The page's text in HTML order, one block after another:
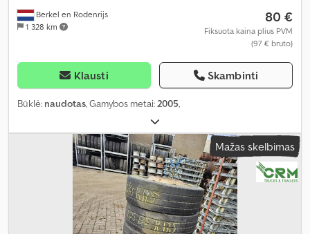
Berkel en Rodenrijs
1 328 km
80 €
Fiksuota kaina plius PVM
(97 € bruto)
Klausti Skambinti
Būklė: naudotas, Gamybos metai: 2005,
Mažas skelbimas